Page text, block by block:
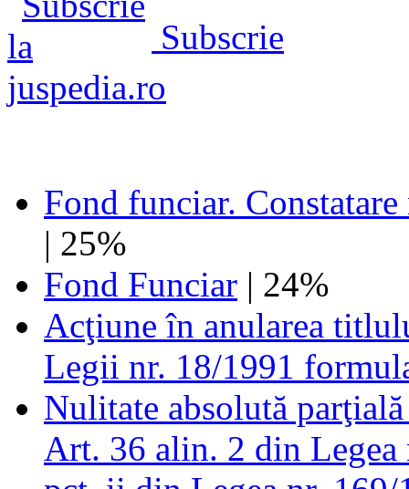
Subscrie
Fond funciar.
| 25%
Fond Funciar | 24%
Acţiune în anularea
Legii nr. 18/1991
Nulitate absolută
Art. 36 alin. 2 din